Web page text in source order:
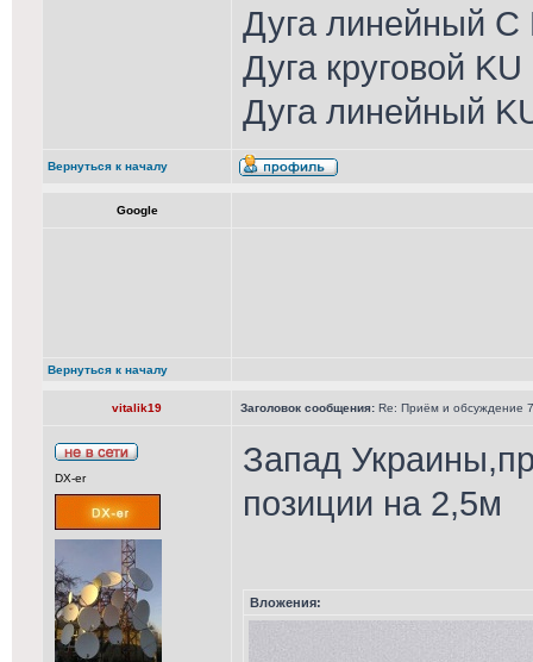
Дуга линейный С
Дуга круговой
Дуга линейный
Вернуться к началу
Google
Вернуться к началу
vitalik19 Заголовок сообщения: Re: Приём и обсуждение
DX-er
Запад
позиции на 2,5м
Вложения: